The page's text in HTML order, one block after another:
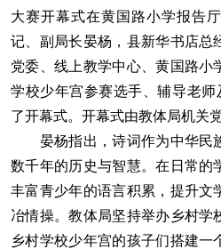
大赛开幕式在黄国路小学报告
记、副局长晏杨，县新华书店总
党委、线上教学中心、黄国路小
学校少年宫参赛选手、辅导老
了开幕式。开幕式由教体局机关
晏杨指出，诗词作为中华民
数千年的历史与智慧。在日常的
丰富青少年的语言积累，提升文
冶情操。教体局坚持举办乡村学
乡村学校少年宫的孩子们搭建一